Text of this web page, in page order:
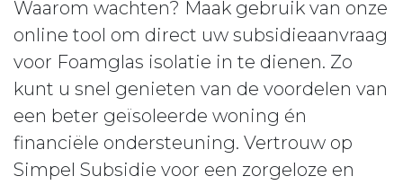
Waarom wachten? Maak gebruik van onze
online tool om direct uw subsidieaanvraag
voor Foamglas isolatie in te dienen. Zo
kunt u snel genieten van de voordelen van
een beter geïsoleerde woning én
financiële ondersteuning. Vertrouw op
Simpel Subsidie voor een zorgeloze en